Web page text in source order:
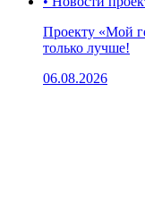
Проекту «Мой
только лучше!
06.08.2026